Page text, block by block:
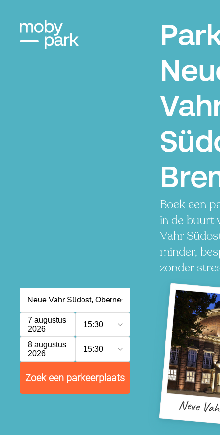
Boek een
in de buurt
Vahr
minder,
zonder
7 augustus
2026
15:30
8 augustus
2026
15:30
Zoek een parkeerplaats
Neue